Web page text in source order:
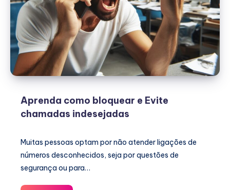
Aprenda como bloquear e Evite
chamadas indesejadas
Muitas pessoas optam por não atender ligações de
números desconhecidos, seja por questões de
segurança ou para…